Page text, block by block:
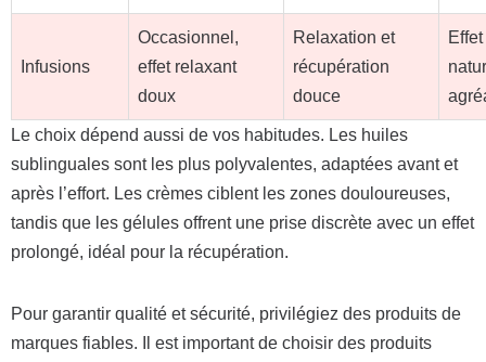
Infusions
Occasionnel,
effet relaxant
doux
Relaxation et
récupération
douce
Le choix dépend aussi de vos habitudes. Les huiles
sublinguales sont les plus polyvalentes, adaptées avant et
après l’effort. Les crèmes ciblent les zones douloureuses,
tandis que les gélules offrent une prise discrète avec un effet
prolongé, idéal pour la récupération.
Pour garantir qualité et sécurité, privilégiez des produits de
marques fiables. Il est important de choisir des produits